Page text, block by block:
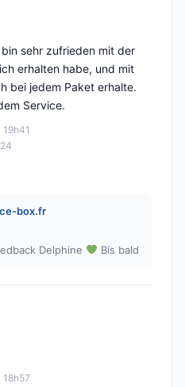
sehr zufrieden mit der
erhalten habe, und mit
bei jedem Paket erhalte.
Service.
box.fr
Delphine Bis bald